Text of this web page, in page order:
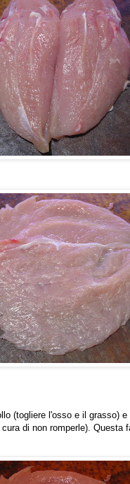
(togliere l'osso e il grasso)
di non romperle). Questa